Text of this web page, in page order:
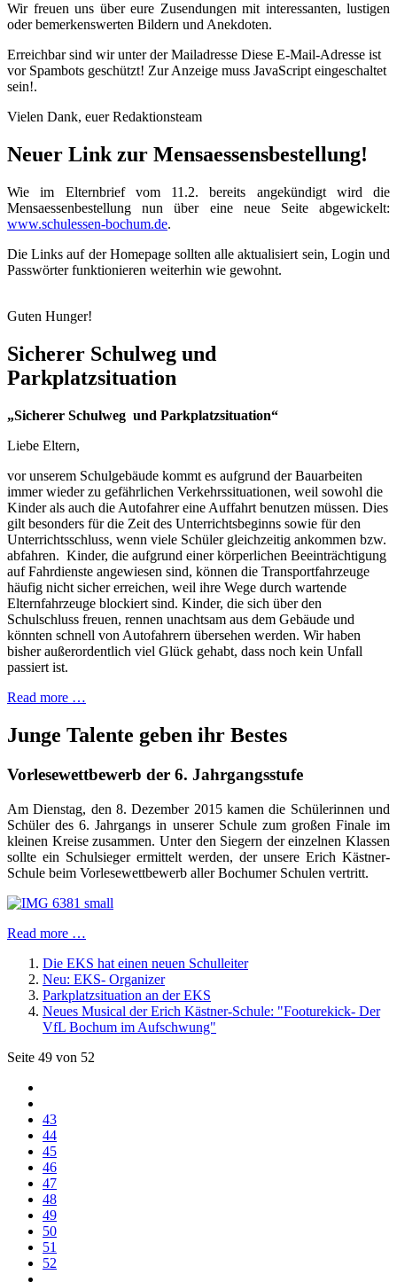
Wir freuen uns über eure Zusendungen mit interessanten, lustigen
oder bemerkenswerten Bildern und Anekdoten.
Erreichbar sind wir unter der Mailadresse Diese E-Mail-Adresse ist
vor Spambots geschützt! Zur Anzeige muss JavaScript eingeschaltet
sein!.
Vielen Dank, euer Redaktionsteam
Neuer Link zur Mensaessensbestellung!
Wie im Elternbrief vom 11.2. bereits angekündigt wird die
Mensaessenbestellung nun über eine neue Seite abgewickelt:
www.schulessen-bochum.de.
Die Links auf der Homepage sollten alle aktualisiert sein, Login und
Passwörter funktionieren weiterhin wie gewohnt.
Guten Hunger!
Sicherer Schulweg und
Parkplatzsituation
„Sicherer Schulweg und Parkplatzsituation“
Liebe Eltern,
vor unserem Schulgebäude kommt es aufgrund der Bauarbeiten
immer wieder zu gefährlichen Verkehrssituationen, weil sowohl die
Kinder als auch die Autofahrer eine Auffahrt benutzen müssen. Dies
gilt besonders für die Zeit des Unterrichtsbeginns sowie für den
Unterrichtsschluss, wenn viele Schüler gleichzeitig ankommen bzw.
abfahren. Kinder, die aufgrund einer körperlichen Beeinträchtigung
auf Fahrdienste angewiesen sind, können die Transportfahrzeuge
häufig nicht sicher erreichen, weil ihre Wege durch wartende
Elternfahrzeuge blockiert sind. Kinder, die sich über den
Schulschluss freuen, rennen unachtsam aus dem Gebäude und
könnten schnell von Autofahrern übersehen werden. Wir haben
bisher außerordentlich viel Glück gehabt, dass noch kein Unfall
passiert ist.
Read more …
Junge Talente geben ihr Bestes
Vorlesewettbewerb der 6. Jahrgangsstufe
Am Dienstag, den 8. Dezember 2015 kamen die Schülerinnen und
Schüler des 6. Jahrgangs in unserer Schule zum großen Finale im
kleinen Kreise zusammen. Unter den Siegern der einzelnen Klassen
sollte ein Schulsieger ermittelt werden, der unsere Erich Kästner-
Schule beim Vorlesewettbewerb aller Bochumer Schulen vertritt.
Read more …
Die EKS hat einen neuen Schulleiter
Neu: EKS- Organizer
Parkplatzsituation an der EKS
Neues Musical der Erich Kästner-Schule: "Footurekick- Der
VfL Bochum im Aufschwung"
Seite 49 von 52
43
44
45
46
47
48
49
50
51
52